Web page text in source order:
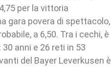
per la vittoria
gara povera di spettacolo,
a 6,50. Tra i cechi, è
anni e 26 reti in 53
del Bayer Leverkusen è